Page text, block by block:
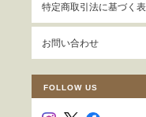
特定商取引法に基づく
お問い合わせ
FOLLOW US